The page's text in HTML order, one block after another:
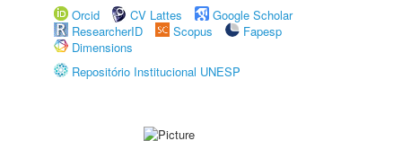
Orcid
CV Lattes
Google Scholar
ResearcherID
Scopus
Fapesp
Dimensions
Repositório Institucional UNESP